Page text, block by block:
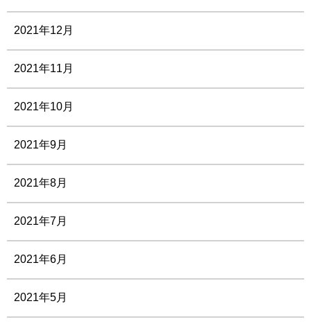
2021年12月
2021年11月
2021年10月
2021年9月
2021年8月
2021年7月
2021年6月
2021年5月